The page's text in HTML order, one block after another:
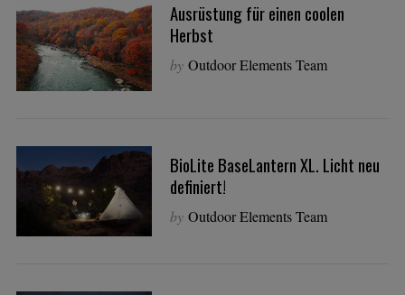
Ausrüstung für einen coolen
Herbst
by Outdoor Elements Team
BioLite BaseLantern XL. Licht neu
definiert!
by Outdoor Elements Team